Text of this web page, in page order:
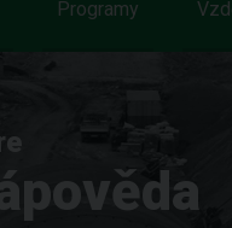
Programy